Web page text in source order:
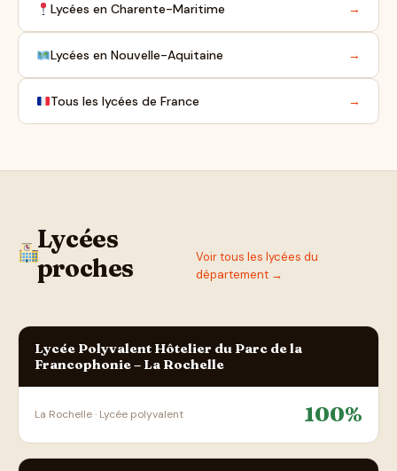
Lycées en Charente-Maritime →
Lycées en Nouvelle-Aquitaine →
Tous les lycées de France →
Lycées
proches
Voir tous les lycées du
département →
Lycée Polyvalent Hôtelier du Parc de la
Francophonie – La Rochelle
La Rochelle · Lycée polyvalent 100%